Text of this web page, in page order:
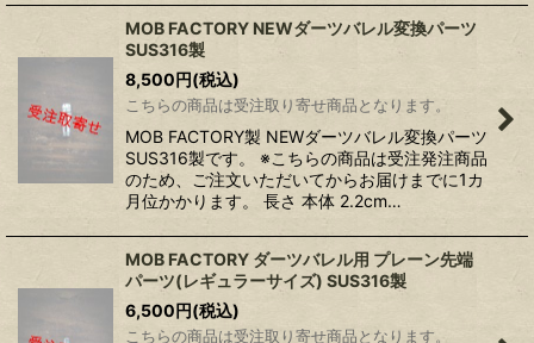
MOB FACTORY NEWダーツバレル変換パーツ
SUS316製
8,500円(税込)
こちらの商品は受注取り寄せ商品となります。
MOB FACTORY製 NEWダーツバレル変換パーツ
SUS316製です。 ※こちらの商品は受注発注商品
のため、ご注文いただいてからお届けまでに1カ
月位かかります。 長さ 本体 2.2cm…
MOB FACTORY ダーツバレル用 プレーン先端
パーツ(レギュラーサイズ) SUS316製
6,500円(税込)
こちらの商品は受注取り寄せ商品となります。